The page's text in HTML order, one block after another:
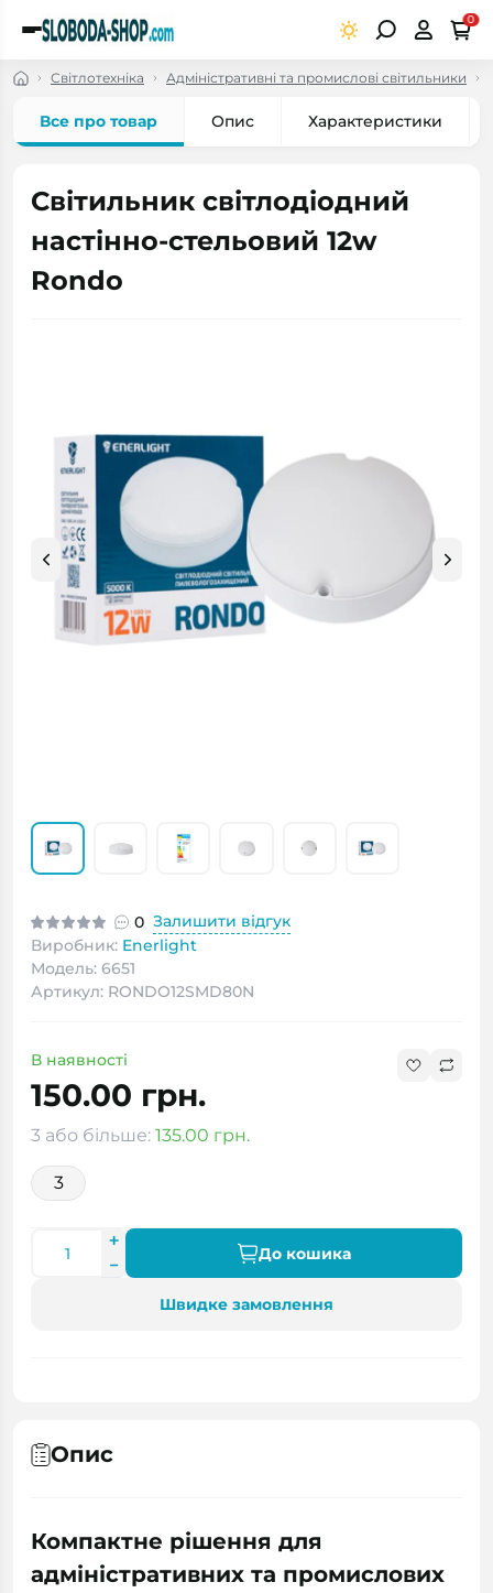
0
Світлотехніка Адміністративні та промислові світильники
Все про товар Опис Характеристики
Світильник світлодіодний
настінно-стельовий 12w
Rondo
0 Залишити відгук
Виробник: Enerlight
Модель: 6651
Артикул: RONDO12SMD80N
В наявності
150.00 грн.
3 або більше: 135.00 грн.
3
До кошика
Швидке замовлення
Опис
Компактне рішення для
адміністративних та промислових